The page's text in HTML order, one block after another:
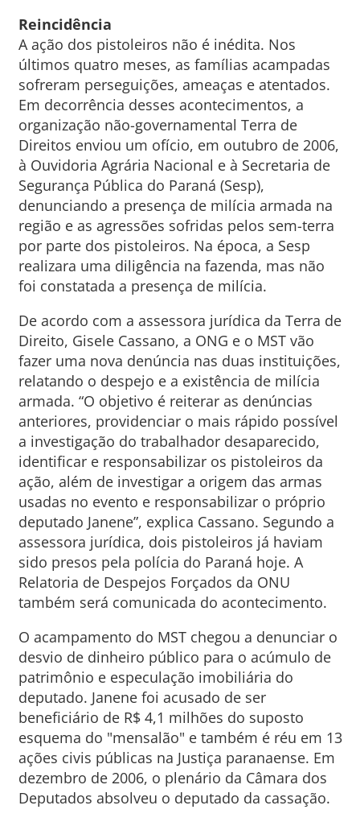
Reincidência
A ação dos pistoleiros não é inédita. Nos
últimos quatro meses, as famílias acampadas
sofreram perseguições, ameaças e atentados.
Em decorrência desses acontecimentos, a
organização não-governamental Terra de
Direitos enviou um ofício, em outubro de 2006,
à Ouvidoria Agrária Nacional e à Secretaria de
Segurança Pública do Paraná (Sesp),
denunciando a presença de milícia armada na
região e as agressões sofridas pelos sem-terra
por parte dos pistoleiros. Na época, a Sesp
realizara uma diligência na fazenda, mas não
foi constatada a presença de milícia.
De acordo com a assessora jurídica da Terra de
Direito, Gisele Cassano, a ONG e o MST vão
fazer uma nova denúncia nas duas instituições,
relatando o despejo e a existência de milícia
armada. “O objetivo é reiterar as denúncias
anteriores, providenciar o mais rápido possível
a investigação do trabalhador desaparecido,
identificar e responsabilizar os pistoleiros da
ação, além de investigar a origem das armas
usadas no evento e responsabilizar o próprio
deputado Janene”, explica Cassano. Segundo a
assessora jurídica, dois pistoleiros já haviam
sido presos pela polícia do Paraná hoje. A
Relatoria de Despejos Forçados da ONU
também será comunicada do acontecimento.
O acampamento do MST chegou a denunciar o
desvio de dinheiro público para o acúmulo de
patrimônio e especulação imobiliária do
deputado. Janene foi acusado de ser
beneficiário de R$ 4,1 milhões do suposto
esquema do "mensalão" e também é réu em 13
ações civis públicas na Justiça paranaense. Em
dezembro de 2006, o plenário da Câmara dos
Deputados absolveu o deputado da cassação.